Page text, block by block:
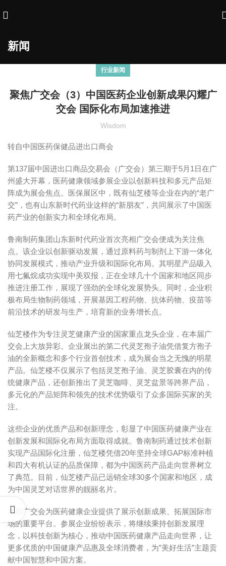
新闻
行业新闻
聚焦广交会（3）中国医药企业创新成果闪耀广
交会 国际化布局加速推进
Wisdom
转自中国医药保健品进出口商会
第137届中国进出口商品交易会（广交会）第三期于5月1日在广
州盛大开幕，医药健康领域参展企业以创新科技和多元产品矩
阵成为展会焦点。医保展区中，既有仙芝楼等企业在内的“老广
交”，也有山东新时代药业这样的“新朋友”，共同展示了中国医
药产业的创新实力和全球化布局。
鲁南制药集团山东新时代药业首次亮相广交会便成为关注焦
点。该企业以创新驱动发展，通过原料药与制剂上下游一体化
协同发展模式，推动产业升级和国际化布局。其明星产品吸入
用七氟烷成功实现中美双报，正在全球几十个国家和地区同步
推进注册工作，展现了强劲的全球化发展势头。同时，企业积
极布局生物制药领域，开展基因工程药物、抗体药物、疫苗等
前沿技术的研发与生产，培育新的业务增长点。
仙芝楼作为专注灵芝健康产业的国家重点龙头企业，在本届广
交会上大放异彩。企业展出的第二代灵芝孢子油凭借复方孢子
油的全新概念和多个行业首创技术，成为展会当之无愧的明星
产品。仙芝楼不仅展示了包括灵芝孢子油、灵芝胶囊在内的传
统健康产品，还创新推出了灵芝咖啡、灵芝盆景等跨界产品，
多元化的产品矩阵和领先的技术优势吸引了众多国际买家的关
注。
这些企业的优质产品和创新理念，彰显了中国医药健康产业在
创新发展和国际化布局方面取得成就。鲁南制药通过技术创新
实现产品国际化注册，仙芝楼凭借20年坚持全球GAP标准种植
和四大有机认证的品质保障，都为中国医药产品走向世界树立
了典范。目前，仙芝楼产品已远销全球30多个国家和地区，成
为中国灵芝对话世界的靓丽名片。
本届广交会为医药健康企业提供了展示创新成果、拓展国际市
场的重要平台。参展企业纷纷表示，将继续秉持创新发展理
念，以科技创新为核心，推动中国医药健康产品走向世界，让
更多优质的中国健康产品惠及全球消费者，为”美好生活”主题贡
献中国智慧和中国方案。